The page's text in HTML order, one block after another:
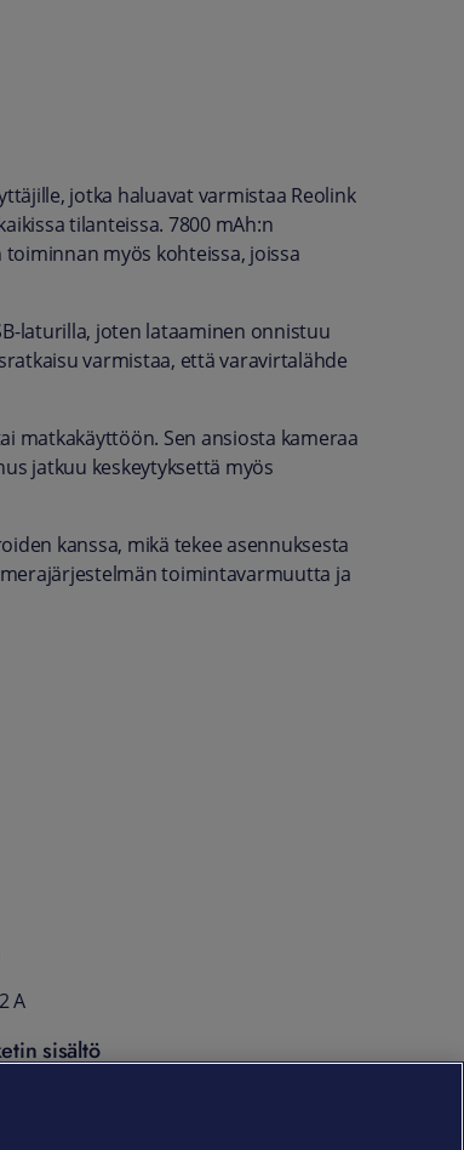
jotka haluavat varmistaa Reolink
tilanteissa. 7800 mAh:n
myös kohteissa, joissa
laturilla, joten lataaminen onnistuu
varmistaa, että varavirtalähde
matkakäyttöön. Sen ansiosta kameraa
jatkuu keskeytyksettä myös
kanssa, mikä tekee asennuksesta
toimintavarmuutta ja
A
sisältö